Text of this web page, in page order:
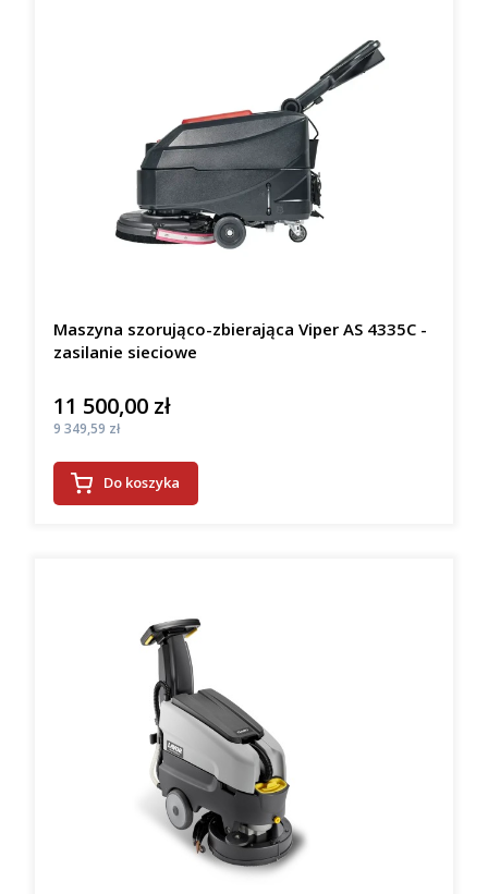
Maszyna szorująco-zbierająca Viper AS 4335C -
zasilanie sieciowe
Cena
11 500,00 zł
Cena
9 349,59 zł
Do koszyka